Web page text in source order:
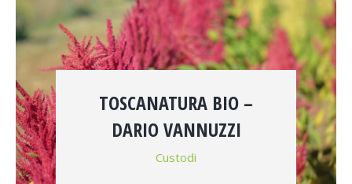
TOSCANATURA BIO –
DARIO VANNUZZI
Custodi